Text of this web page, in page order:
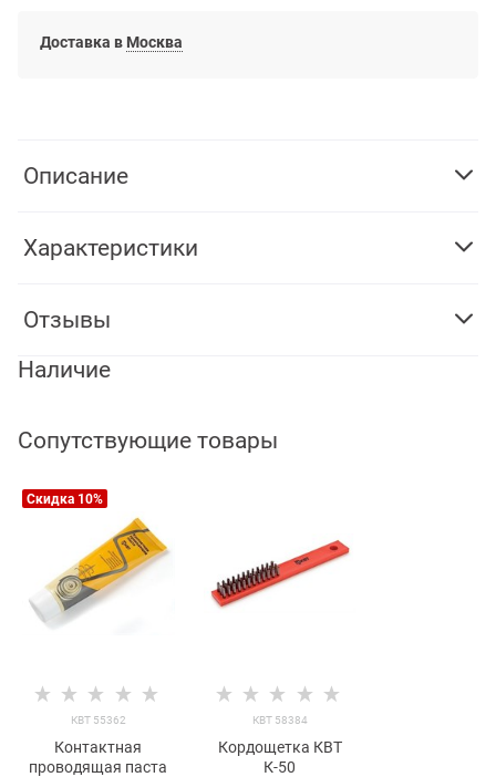
Доставка в Москва
Описание
Характеристики
Отзывы
Наличие
Сопутствующие товары
Скидка 10%
КВТ 55362
Контактная
проводящая паста
КВТ 58384
Кордощетка КВТ
К-50